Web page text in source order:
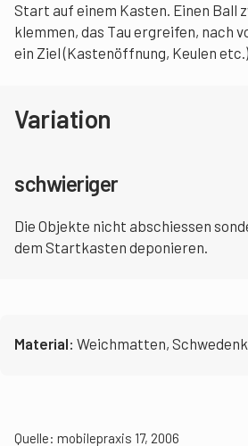
Start auf einem Kasten. Einen Ball
klemmen, das Tau ergreifen, nach
ein Ziel (Kastenöffnung, Keulen
Variation
schwieriger
Die Objekte nicht abschiessen
dem Startkasten deponieren.
Material: Weichmatten,
Quelle: mobilepraxis 17, 2006